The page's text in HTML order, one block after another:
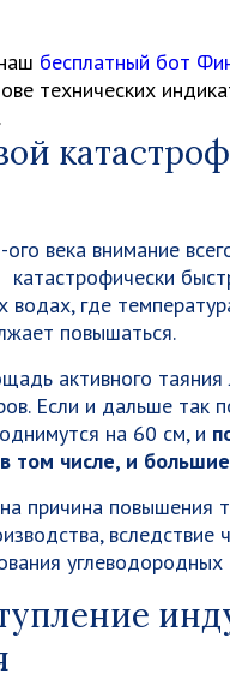
бесплатный бот
технических
века внимание
водах, где
повышаться.
активного
Если и дальше так
на 60 см, и
том числе, и
причина повышения
углеводородных